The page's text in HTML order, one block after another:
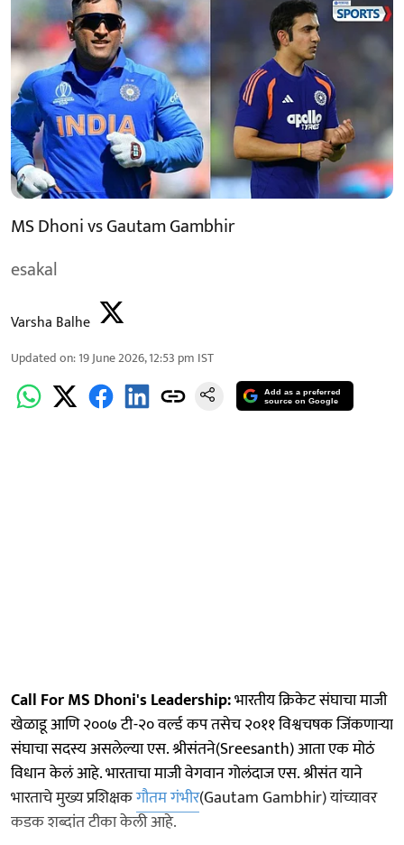
MS Dhoni vs Gautam Gambhir
esakal
Varsha Balhe
Updated on:19 June 2026, 12:53 pm IST
Add as a preferred
source on Google
Call For MS Dhoni's Leadership:भारतीय क्रिकेट संघाचा माजी
खेळाडू आणि २००७ टी-२० वर्ल्ड कप तसेच २०११ विश्वचषक जिंकणाऱ्या
संघाचा सदस्य असलेल्या एस. श्रीसंतने(Sreesanth) आता एक मोठं
विधान केलं आहे. भारताचा माजी वेगवान गोलंदाज एस. श्रीसंत याने
भारताचे मुख्य प्रशिक्षकगौतम गंभीर(Gautam Gambhir) यांच्यावर
कडक शब्दांत टीका केली आहे.